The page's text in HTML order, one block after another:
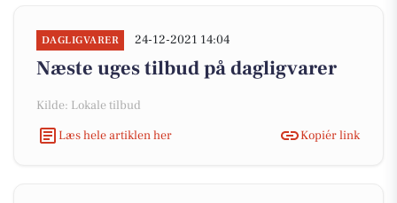
DAGLIGVARER 24-12-2021 14:04
Næste uges tilbud på dagligvarer
Kilde: Lokale tilbud
Læs hele artiklen her
Kopiér link